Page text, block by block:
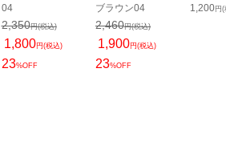
04
2,350円(税込)
1,800円(税込)
23%OFF
ブラウン04
2,460円(税込)
1,900円(税込)
23%OFF
1,200円(